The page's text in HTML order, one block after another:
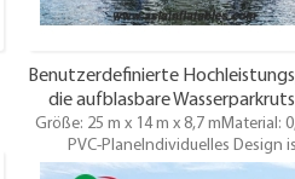
Benutzerdefinierte
die aufblasbare
schwimmt
Größe: 25 m x 14 m x 8,7 mMaterial:
PVC-PlaneIndividuelles Design
willkommen